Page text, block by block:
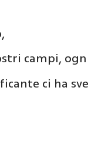
campi,
ci ha